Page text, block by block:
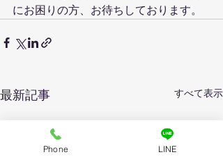
にお困りの方、お待ちしております。
最新記事 すべて表示
Phone LINE